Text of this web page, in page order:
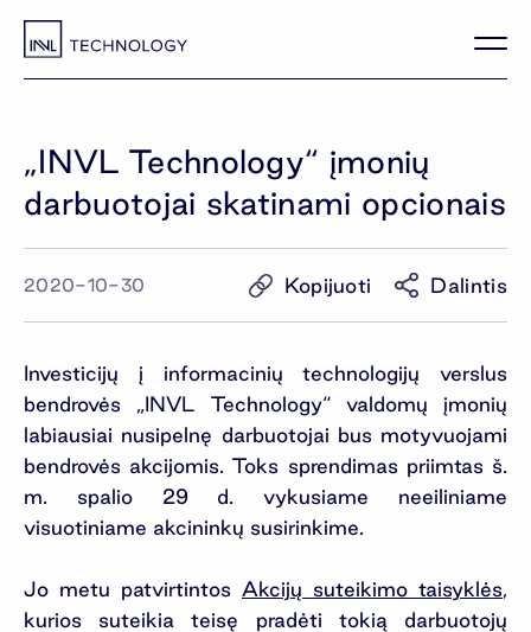
„INVL Technology“ įmonių
darbuotojai skatinami opcionais
2020-10-30 Kopijuoti Dalintis
Investicijų į informacinių technologijų verslus
bendrovės „INVL Technology“ valdomų įmonių
labiausiai nusipelnę darbuotojai bus motyvuojami
bendrovės akcijomis. Toks sprendimas priimtas š.
m. spalio 29 d. vykusiame neeiliniame
visuotiniame akcininkų susirinkime.
Jo metu patvirtintos Akcijų suteikimo taisyklės,
kurios suteikia teisę pradėti tokią darbuotojų